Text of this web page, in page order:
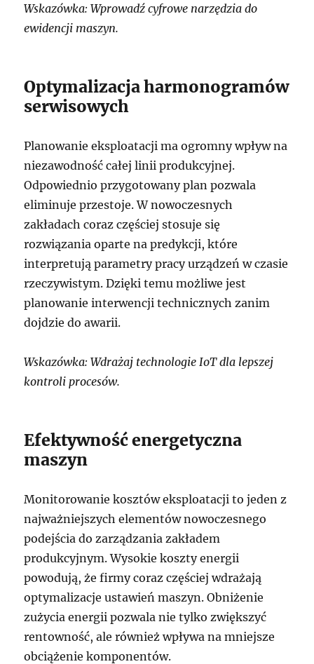
Wskazówka: Wprowadź cyfrowe narzędzia do
ewidencji maszyn.
Optymalizacja harmonogramów
serwisowych
Planowanie eksploatacji ma ogromny wpływ na
niezawodność całej linii produkcyjnej.
Odpowiednio przygotowany plan pozwala
eliminuje przestoje. W nowoczesnych
zakładach coraz częściej stosuje się
rozwiązania oparte na predykcji, które
interpretują parametry pracy urządzeń w czasie
rzeczywistym. Dzięki temu możliwe jest
planowanie interwencji technicznych zanim
dojdzie do awarii.
Wskazówka: Wdrażaj technologie IoT dla lepszej
kontroli procesów.
Efektywność energetyczna
maszyn
Monitorowanie kosztów eksploatacji to jeden z
najważniejszych elementów nowoczesnego
podejścia do zarządzania zakładem
produkcyjnym. Wysokie koszty energii
powodują, że firmy coraz częściej wdrażają
optymalizacje ustawień maszyn. Obniżenie
zużycia energii pozwala nie tylko zwiększyć
rentowność, ale również wpływa na mniejsze
obciążenie komponentów.